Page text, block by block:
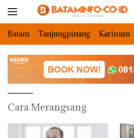
Batam Tanjungpinang Karimun
Cara Merangsang